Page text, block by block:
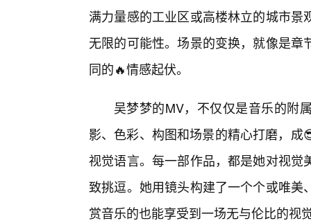
满力量感的工业区或高楼林立的城市
无限的可能性。场景的变换，就像是
同的🔥情感起伏。
吴梦梦的MV，不仅仅是音乐的附
影、色彩、构图和场景的精心打磨，
视觉语言。每一部作品，都是她对视
致挑逗。她用镜头构建了一个个或唯
赏音乐的也能享受到一场无与伦比的视